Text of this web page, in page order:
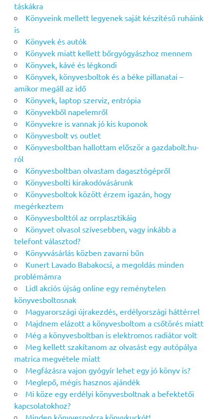
táskákra
Könyveink mellett legyenek saját készítésű ruháink
is
Könyvek és autók
Könyvek miatt kellett bőrgyógyászhoz mennem
Könyvek, kávé és légkondi
Könyvek, könyvesboltok és a béke pillanatai –
amikor megáll az idő
Könyvek, laptop szerviz, entrópia
Könyvekből napelemről
Könyvekre is vannak jó kis kuponok
Könyvesbolt vs outlet
Könyvesboltban hallottam először a gazdabolt.hu-
ról
Könyvesboltban olvastam dagasztógépről
Könyvesbolti kirakodóvásárunk
Könyvesboltok között érzem igazán, hogy
megérkeztem
Könyvesbolttól az orrplasztikáig
Könyvet olvasol szívesebben, vagy inkább a
telefont választod?
Könyvvásárlás közben zavarni bűn
Kunert Lavado Babakocsi, a megoldás minden
problémámra
Lidl akciós újság online egy reménytelen
könyvesboltosnak
Magyarországi újrakezdés, erdélyországi háttérrel
Majdnem elázott a könyvesboltom a csőtörés miatt
Még a könyvesboltban is elektromos radiátor volt
Meg kellett szakítanom az olvasást egy autópálya
matrica megvétele miatt
Megfázásra vajon gyógyír lehet egy jó könyv is?
Meglepő, mégis hasznos ajándék
Mi köze egy erdélyi könyvesboltnak a befektetői
kapcsolatokhoz?